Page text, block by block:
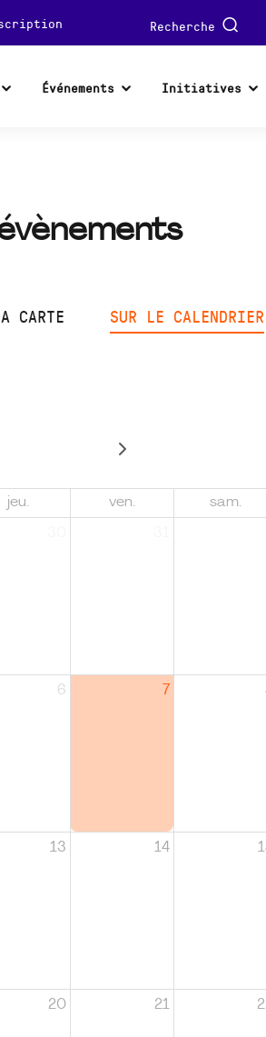
Recherche
Événements Initiatives
CARTE SUR LE CALENDRIER
jeu. ven. sam.
6 7
13 14
20 21